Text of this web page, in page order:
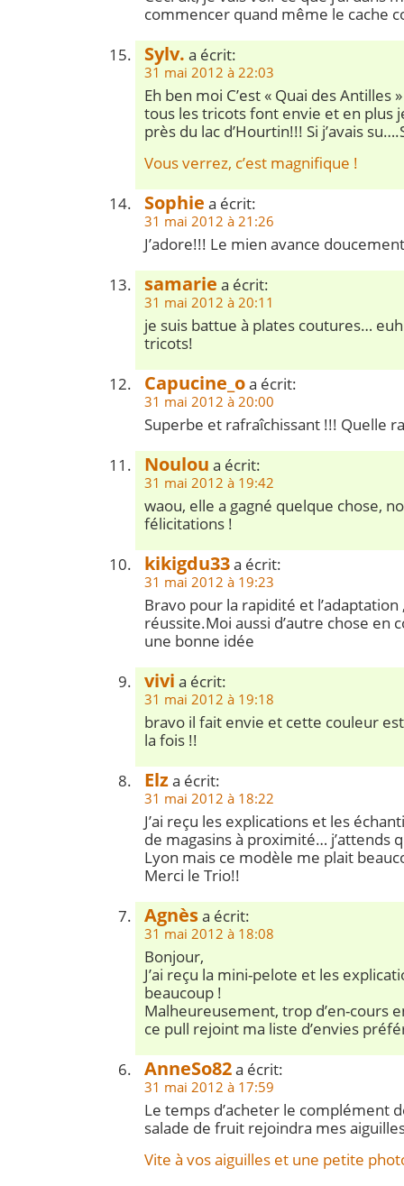
commencer quand même le cache
Sylv. a écrit:
31 mai 2012 à 22:03
Eh ben moi C’est « Quai des Antilles
tous les tricots font envie et en plus
près du lac d’Hourtin!!! Si j’avais
Vous verrez, c’est magnifique !
Sophie a écrit:
31 mai 2012 à 21:26
J’adore!!! Le mien avance
samarie a écrit:
31 mai 2012 à 20:11
je suis battue à plates coutures…
tricots!
Capucine_oa écrit:
31 mai 2012 à 20:00
Superbe et rafraîchissant !!! Quelle
Noulou a écrit:
31 mai 2012 à 19:42
waou, elle a gagné quelque chose,
félicitations !
kikigdu33a écrit:
31 mai 2012 à 19:23
Bravo pour la rapidité et l’adaptation
réussite.Moi aussi d’autre chose en
une bonne idée
vivi a écrit:
31 mai 2012 à 19:18
bravo il fait envie et cette couleur
la fois !!
Elza écrit:
31 mai 2012 à 18:22
J’ai reçu les explications et les
de magasins à proximité… j’attends
Lyon mais ce modèle me plait
Merci le Trio!!
Agnèsa écrit:
31 mai 2012 à 18:08
Bonjour,
J’ai reçu la mini-pelote et les
beaucoup !
Malheureusement, trop d’en-cours
ce pull rejoint ma liste d’envies
AnneSo82a écrit:
31 mai 2012 à 17:59
Le temps d’acheter le complément
salade de fruit rejoindra mes
Vite à vos aiguilles et une petite